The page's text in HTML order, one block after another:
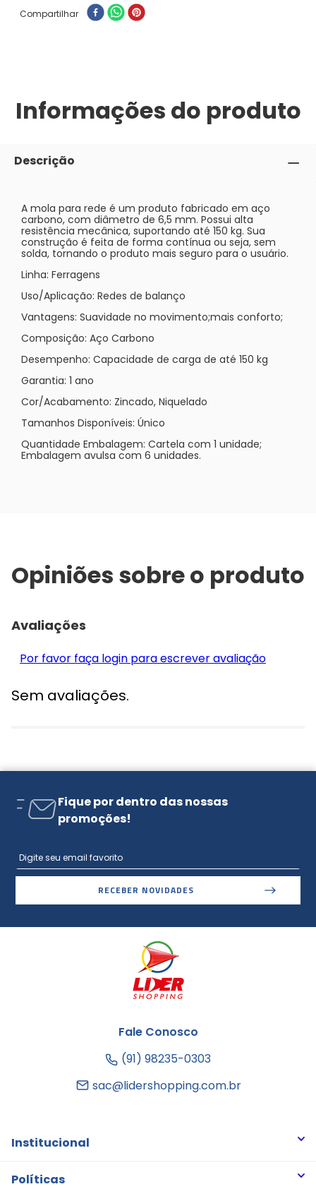
Compartilhar
Informações do produto
Descrição
A mola para rede é um produto fabricado em aço
carbono, com diâmetro de 6,5 mm. Possui alta
resistência mecânica, suportando até 150 kg. Sua
construção é feita de forma contínua ou seja, sem
solda, tornando o produto mais seguro para o usuário.
Linha: Ferragens
Uso/Aplicação: Redes de balanço
Vantagens: Suavidade no movimento;mais conforto;
Composição: Aço Carbono
Desempenho: Capacidade de carga de até 150 kg
Garantia: 1 ano
Cor/Acabamento: Zincado, Niquelado
Tamanhos Disponíveis: Único
Quantidade Embalagem: Cartela com 1 unidade;
Embalagem avulsa com 6 unidades.
Opiniões sobre o produto
Avaliações
Por favor faça login para escrever avaliação
Sem avaliações.
Fique por dentro das nossas
promoções!
RECEBER NOVIDADES
Fale Conosco
(91) 98235-0303
sac@lidershopping.com.br
Institucional
Quem somos
Políticas